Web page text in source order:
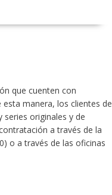
que cuenten con
manera, los clientes de
originales y de
a través de la
o a través de las oficinas